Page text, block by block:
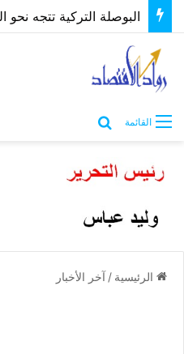
القائمة
الرئيسية / آخر الأخبار